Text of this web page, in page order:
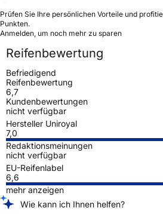
Prüfen Sie Ihre persönlichen Vorteile und
Punkten.
Anmelden, um noch mehr zu sparen
Reifenbewertung
Befriedigend
Reifenbewertung
6,7
Kundenbewertungen
nicht verfügbar
Hersteller Uniroyal
7,0
Redaktionsmeinungen
nicht verfügbar
EU-Reifenlabel
6,6
mehr anzeigen
Wie kann ich Ihnen helfen?